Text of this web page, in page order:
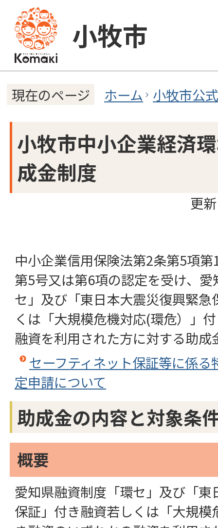
小牧市
現在のページ ホーム 小牧市公
小牧市中小企業経済
成金制度
更
中小企業信用保険法第2条第5項
第5号又は第6項の認定を受け、
セ」及び「東日本大震災復興緊
くは「大規模危機対応(環危）」
融資を利用された方に対する助成
セーフティネット保証等に係
定申請について
助成金の内容と対象条
概要
愛知県融資制度「環セ」及び「
保証」付き融資若しくは「大規